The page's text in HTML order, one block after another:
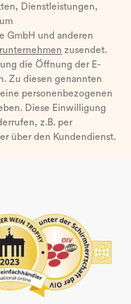
Dienstleistungen,
GmbH und anderen
zusendet.
die Öffnung der E-
Zu diesen genannten
personenbezogenen
Diese Einwilligung
z.B. per
über den Kundendienst.